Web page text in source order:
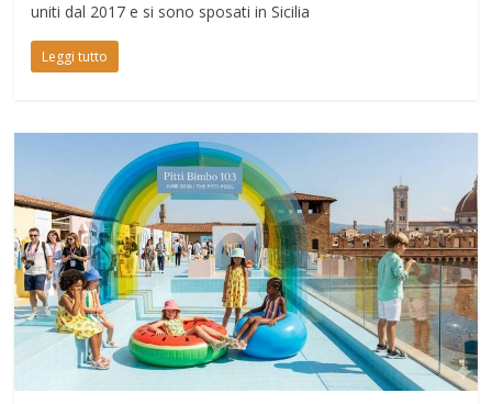
uniti dal 2017 e si sono sposati in Sicilia
Leggi tutto